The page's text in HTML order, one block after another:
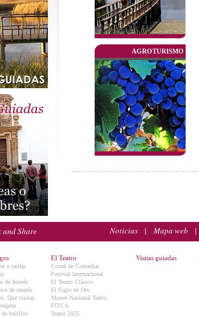
AGROTURISMO
Noticias | Mapa web |
y tarifas
de Interés
de interés
Que visitar.
de bolillos
El Teatro
Corral de Comedias
Festival Internacional
El Teatro Clásico
El Siglo de Oro
Museo Nacional Teatro
FITCA
Teatro 2025
Visitas guiadas